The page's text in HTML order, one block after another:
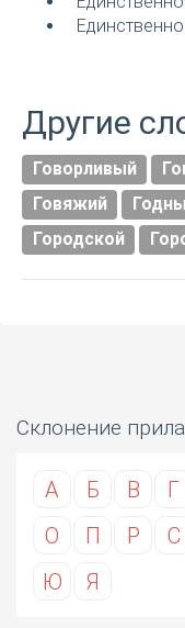
Другие
Говорливый
Говяжий
Городской
Склонение
А Б В Г
О
П Р С
Ю
Я